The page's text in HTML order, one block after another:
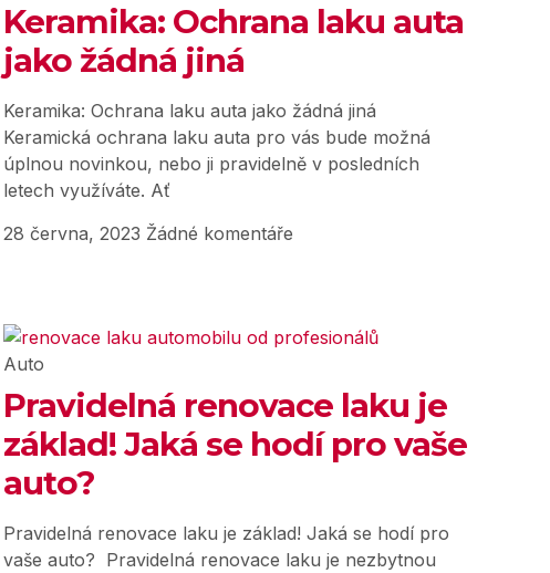
Keramika: Ochrana laku auta
jako žádná jiná
Keramika: Ochrana laku auta jako žádná jiná
Keramická ochrana laku auta pro vás bude možná
úplnou novinkou, nebo ji pravidelně v posledních
letech využíváte. Ať
28 června, 2023 Žádné komentáře
Auto
Pravidelná renovace laku je
základ! Jaká se hodí pro vaše
auto?
Pravidelná renovace laku je základ! Jaká se hodí pro
vaše auto? Pravidelná renovace laku je nezbytnou